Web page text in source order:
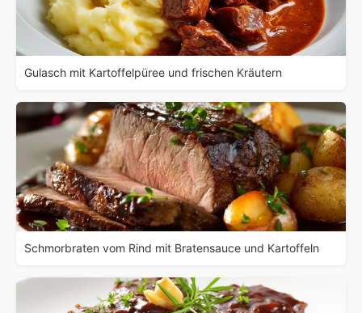
Gulasch mit Kartoffelpüree und frischen Kräutern
Schmorbraten vom Rind mit Bratensauce und Kartoffeln